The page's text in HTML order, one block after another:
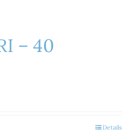
– 40
Details